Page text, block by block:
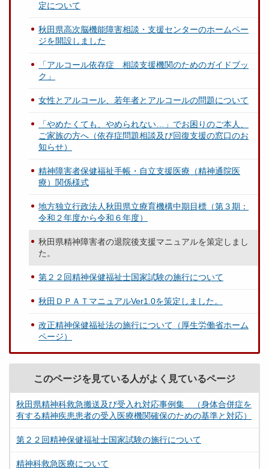
定について
秋田県高次脳機能障害相談・支援センターのホームペー
ジを開設しました
「アルコール依存症 相談支援機関のためのガイドブッ
ク」
女性とアルコール、若年者とアルコールの問題について
「やめたくても、やめられない…」でお困りのご本人、
ご家族の方へ（依存症問題相談及び回復支援の窓口のお
知らせ）
精神障害者保健福祉手帳・自立支援医療（精神通院医
療）関係様式
地方独立行政法人秋田県立療育機構中期目標（第３期：
令和２年度から令和６年度）
秋田県精神障害者の退院後支援マニュアルを策定しまし
た。
第２２回精神保健福祉士国家試験の施行について
秋田ＤＰＡＴマニュアルVer1.0を策定しました。
改正精神保健福祉法の施行について（厚生労働省ホーム
ページ）
このページを見ている人がよく見ているページ
秋田県精神科救急搬送及び受入れ対応事例集 （身体合併症を
有する精神疾患患者の受入医療機関確保のための基準と対応）
第２２回精神保健福祉士国家試験の施行について
精神科救急医療について